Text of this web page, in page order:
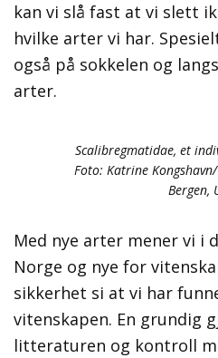
kan vi slå fast at vi slett
hvilke arter vi har.
også på sokkelen og
arter.
Scalibregmatidae, et
Foto: Katrine
Bergen,
Med nye arter mener vi i
Norge og nye for
sikkerhet si at vi har
vitenskapen. En grundig
litteraturen og kontroll